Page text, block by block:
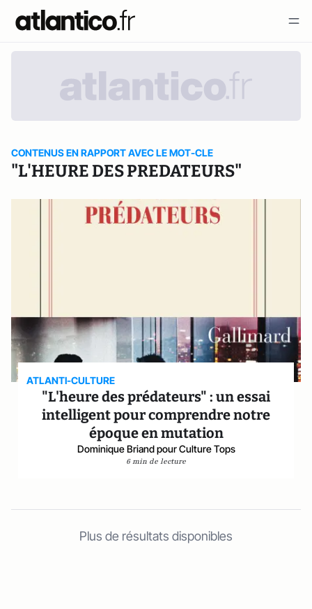
CONTENUS EN RAPPORT AVEC LE MOT-CLE
"L'HEURE DES PREDATEURS"
ATLANTI-CULTURE
"L'heure des prédateurs" : un essai
intelligent pour comprendre notre
époque en mutation
Dominique Briand pour Culture Tops
6 min de lecture
Plus de résultats disponibles